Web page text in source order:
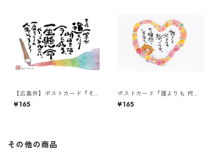
【広島弁】ポストカード『そ
の一筆が道となり』
¥165
ポストカード『誰よりも 何よ
りも・・・』
¥165
その他の商品